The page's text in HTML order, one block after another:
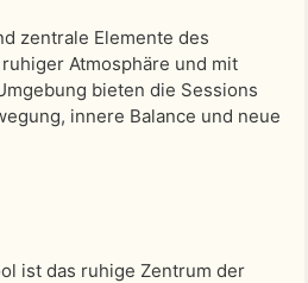
zentrale Elemente des
Atmosphäre und mit
bieten die Sessions
innere Balance und neue
ist das ruhige Zentrum der